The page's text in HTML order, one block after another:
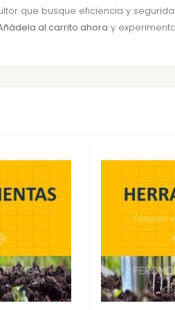
que busque eficiencia y
al carrito ahora y